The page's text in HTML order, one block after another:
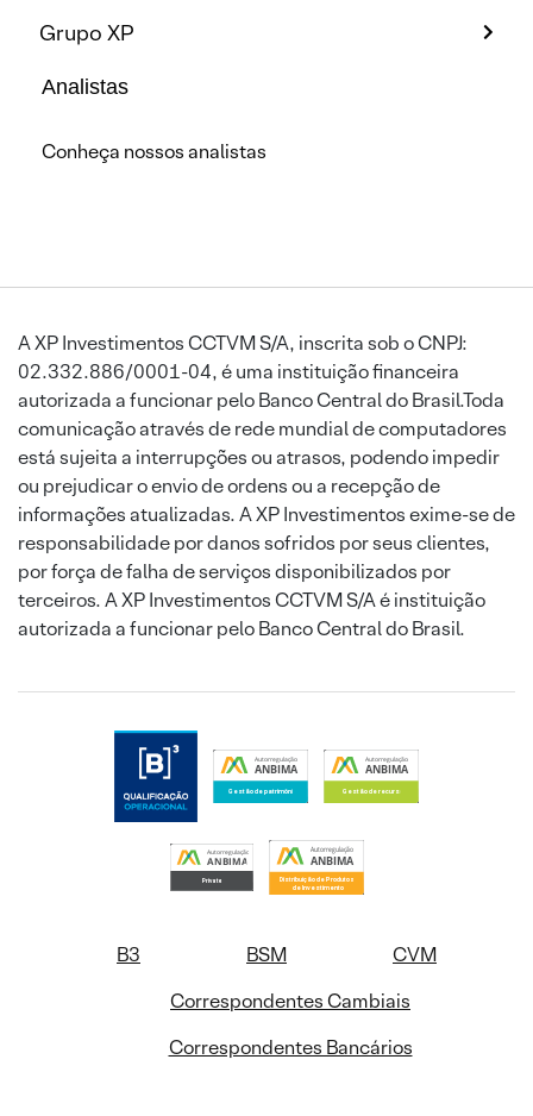
Grupo XP
Analistas
Conheça nossos analistas
A XP Investimentos CCTVM S/A, inscrita sob o CNPJ:
02.332.886/0001-04, é uma instituição financeira
autorizada a funcionar pelo Banco Central do Brasil.Toda
comunicação através de rede mundial de computadores
está sujeita a interrupções ou atrasos, podendo impedir
ou prejudicar o envio de ordens ou a recepção de
informações atualizadas. A XP Investimentos exime-se de
responsabilidade por danos sofridos por seus clientes,
por força de falha de serviços disponibilizados por
terceiros. A XP Investimentos CCTVM S/A é instituição
autorizada a funcionar pelo Banco Central do Brasil.
B3 BSM
CVM
Correspondentes Cambiais
Correspondentes Bancários